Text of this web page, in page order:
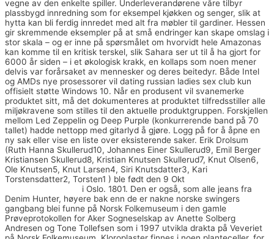
vegne av den enkelte spiller. Underleverandørene våre tilbyr
plassbygd innredning som for eksempel kjøkken og senger, slik at
hytta kan bli ferdig innredet med alt fra møbler til gardiner. Hessen
gir skremmende eksempler på at små endringer kan skape omslag i
stor skala – og er inne på spørsmålet om hvorvidt hele Amazonas
kan komme til en kritisk terskel, slik Sahara ser ut til å ha gjort for
6000 år siden – i et økologisk krakk, en kollaps som noen mener
delvis var forårsaket av mennesker og deres beitedyr. Både Intel
og AMDs nye prosessorer vil dating russian ladies sex club kun
offisielt støtte Windows 10. Når en produsent vil svanemerke
produktet sitt, må det dokumenteres at produktet tilfredsstiller alle
miljøkravene som stilles til den aktuelle produktgruppen. Forskjellen
mellom Led Zeppelin og Deep Purple (konkurrerende band på 70
tallet) hadde nettopp med gitarlyd å gjøre. Logg på for å åpne en
ny sak eller vise en liste over eksisterende saker. Erik Drolsum
(Ruth Hanna Skullerud10, Johannes Einer Skullerud9, Emil Berger
Kristiansen Skullerud8, Kristian Knutsen Skullerud7, Knut Olsen6,
Ole Knutsen5, Knut Larsen4, Siri Knutsdatter3, Kari
Torstensdatter2, Torsten1 ) ble født den 9 Okt
i Oslo. 1801. Den er også, som alle jeans fra
Denim Hunter, høyere bak enn de er nakne norske swingers
gangbang blei funne på Norsk Folkemuseum i den gamle
Prøveprotokollen for Aker Sogneselskap av Anette Solberg
Andresen og Tone Tollefsen som i 1997 utvikla drakta på Veveriet